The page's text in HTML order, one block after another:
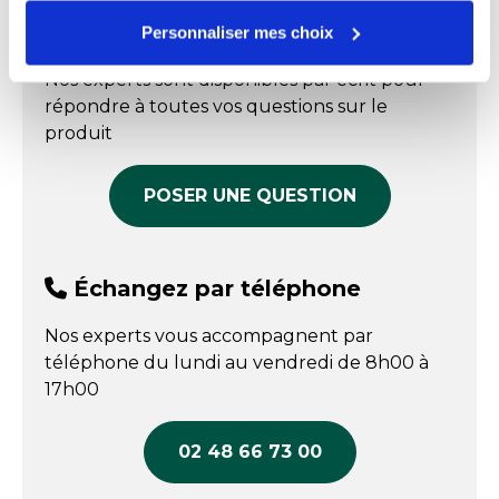
Personnaliser mes choix
alimentaire - NSF Food Equipement.
Température min : -40 °C
Prix public affiché
101,80 € HT
COMPARER
Prix public affiché
595,40 € HT
COMPARER
Échangez par écrit
Nos experts sont disponibles par écrit pour
répondre à toutes vos questions sur le
produit
POSER UNE QUESTION
Échangez par téléphone
Nos experts vous accompagnent par
téléphone du lundi au vendredi de 8h00 à
17h00
02 48 66 73 00